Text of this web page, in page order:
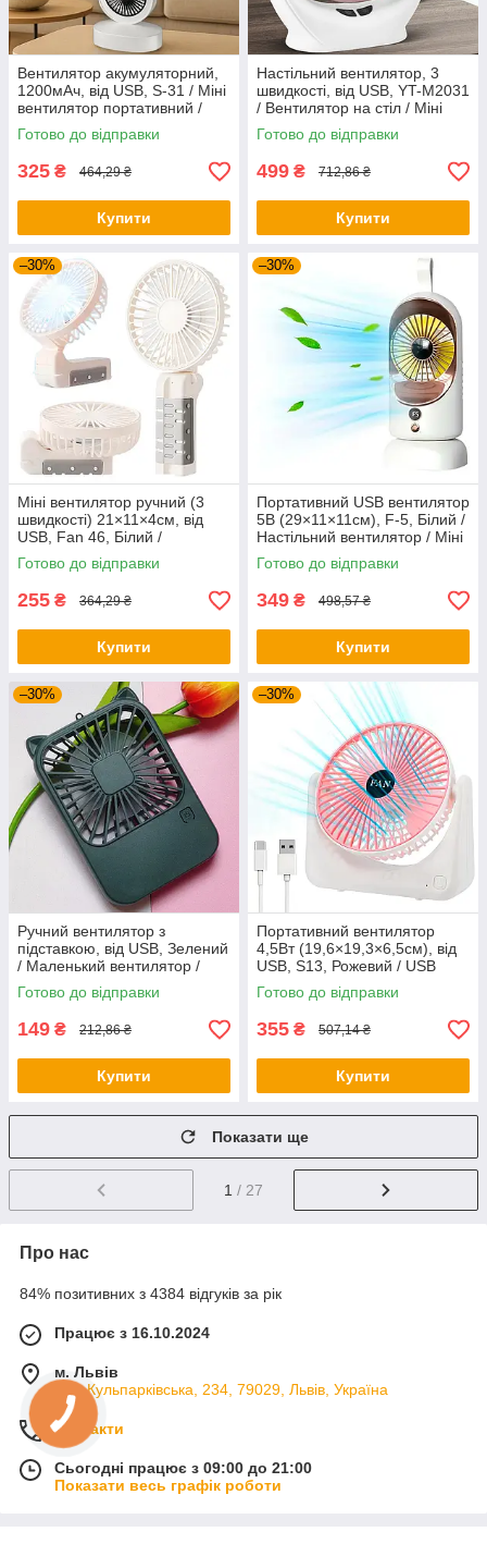
Вентилятор акумуляторний,
1200мАч, від USB, S-31 / Міні
вентилятор портативний /
Настільний вентилятор
Готово до відправки
325 ₴ 464,29 ₴
Купити
Настільний вентилятор, 3
швидкості, від USB, YT-M2031
/ Вентилятор на стіл / Міні
вентилятор акумуляторний
Готово до відправки
499 ₴ 712,86 ₴
Купити
–30%
Міні вентилятор ручний (3
швидкості) 21×11×4см, від
USB, Fan 46, Білий /
Портативний вентилятор
Готово до відправки
255 ₴ 364,29 ₴
Купити
–30%
Портативний USB вентилятор
5В (29×11×11см), F-5, Білий /
Настільний вентилятор / Міні
вентилятор
Готово до відправки
349 ₴ 498,57 ₴
Купити
–30%
Ручний вентилятор з
підставкою, від USB, Зелений
/ Маленький вентилятор /
Міні вентилятор портативний
Готово до відправки
149 ₴ 212,86 ₴
Купити
–30%
Портативний вентилятор
4,5Вт (19,6×19,3×6,5см), від
USB, S13, Рожевий / USB
вентилятор / Міні вентилятор
Готово до відправки
355 ₴ 507,14 ₴
Купити
Показати ще
1 / 27
Про нас
84% позитивних з 4384 відгуків за рік
Працює з 16.10.2024
м. Львів
вул. Кульпарківська, 234, 79029, Львів, Україна
Контакти
Сьогодні працює з 09:00 до 21:00
Показати весь графік роботи